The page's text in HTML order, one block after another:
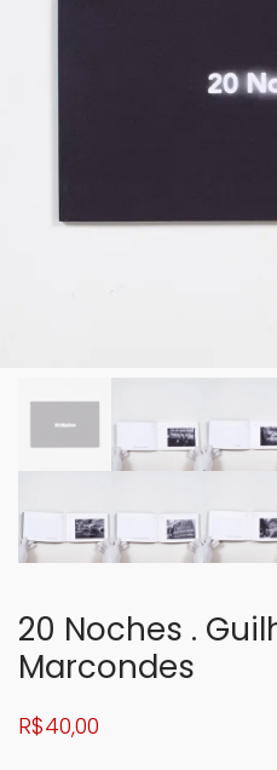
20 Noches .
Marcondes
R$40,00